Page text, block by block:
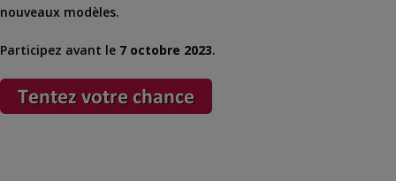
nouveaux modèles.
Participez avant le 7 octobre 2023.